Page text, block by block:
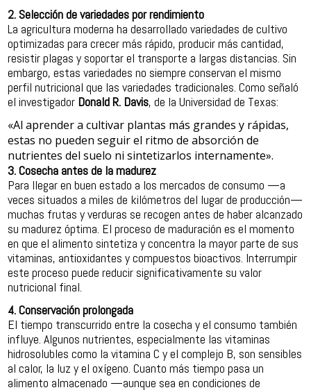
2. Selección de variedades por rendimiento
La agricultura moderna ha desarrollado variedades de cultivo
optimizadas para crecer más rápido, producir más cantidad,
resistir plagas y soportar el transporte a largas distancias. Sin
embargo, estas variedades no siempre conservan el mismo
perfil nutricional que las variedades tradicionales. Como señaló
el investigador Donald R. Davis, de la Universidad de Texas:
«Al aprender a cultivar plantas más grandes y rápidas,
estas no pueden seguir el ritmo de absorción de
nutrientes del suelo ni sintetizarlos internamente».
3. Cosecha antes de la madurez
Para llegar en buen estado a los mercados de consumo —a
veces situados a miles de kilómetros del lugar de producción—
muchas frutas y verduras se recogen antes de haber alcanzado
su madurez óptima. El proceso de maduración es el momento
en que el alimento sintetiza y concentra la mayor parte de sus
vitaminas, antioxidantes y compuestos bioactivos. Interrumpir
este proceso puede reducir significativamente su valor
nutricional final.
4. Conservación prolongada
El tiempo transcurrido entre la cosecha y el consumo también
influye. Algunos nutrientes, especialmente las vitaminas
hidrosolubles como la vitamina C y el complejo B, son sensibles
al calor, la luz y el oxígeno. Cuanto más tiempo pasa un
alimento almacenado —aunque sea en condiciones de